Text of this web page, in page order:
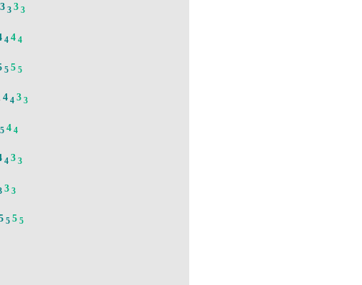
3 3 3 3
4 4 4
5 5 5
4 4 3 3
5 4 4
4 3 3
3 3
5 5 5